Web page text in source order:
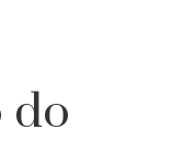
do